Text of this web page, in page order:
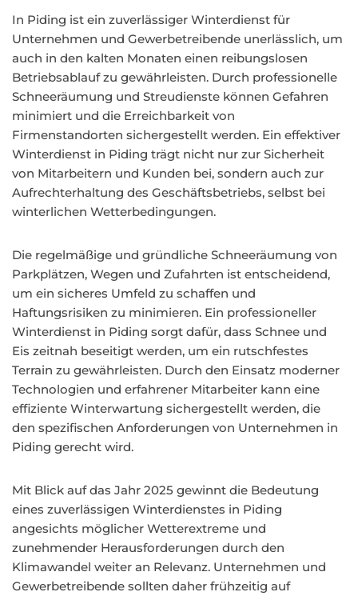
In Piding ist ein zuverlässiger Winterdienst für
Unternehmen und Gewerbetreibende unerlässlich, um
auch in den kalten Monaten einen reibungslosen
Betriebsablauf zu gewährleisten. Durch professionelle
Schneeräumung und Streudienste können Gefahren
minimiert und die Erreichbarkeit von
Firmenstandorten sichergestellt werden. Ein effektiver
Winterdienst in Piding trägt nicht nur zur Sicherheit
von Mitarbeitern und Kunden bei, sondern auch zur
Aufrechterhaltung des Geschäftsbetriebs, selbst bei
winterlichen Wetterbedingungen.
Die regelmäßige und gründliche Schneeräumung von
Parkplätzen, Wegen und Zufahrten ist entscheidend,
um ein sicheres Umfeld zu schaffen und
Haftungsrisiken zu minimieren. Ein professioneller
Winterdienst in Piding sorgt dafür, dass Schnee und
Eis zeitnah beseitigt werden, um ein rutschfestes
Terrain zu gewährleisten. Durch den Einsatz moderner
Technologien und erfahrener Mitarbeiter kann eine
effiziente Winterwartung sichergestellt werden, die
den spezifischen Anforderungen von Unternehmen in
Piding gerecht wird.
Mit Blick auf das Jahr 2025 gewinnt die Bedeutung
eines zuverlässigen Winterdienstes in Piding
angesichts möglicher Wetterextreme und
zunehmender Herausforderungen durch den
Klimawandel weiter an Relevanz. Unternehmen und
Gewerbetreibende sollten daher frühzeitig auf